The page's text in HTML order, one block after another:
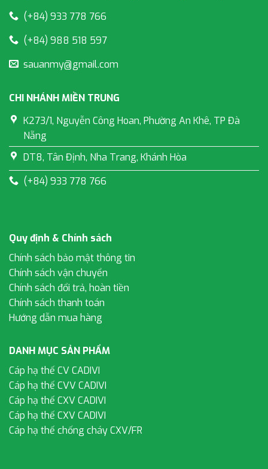
(+84) 933 778 766
(+84) 988 518 597
sauanmy@gmail.com
CHI NHÁNH MIỀN TRUNG
K273/1, Nguyễn Công Hoan, Phường An Khê, TP Đà
Nẵng
DT8, Tân Định, Nha Trang, Khánh Hòa
(+84) 933 778 766
Quy định & Chính sách
Chính sách bảo mật thông tin
Chính sách vận chuyển
Chính sách đổi trả, hoàn tiền
Chính sách thanh toán
Hướng dẫn mua hàng
DANH MỤC SẢN PHẨM
Cáp hạ thế CV CADIVI
Cáp hạ thế CVV CADIVI
Cáp hạ thế CXV CADIVI
Cáp hạ thế CXV CADIVI
Cáp hạ thế chống cháy CXV/FR